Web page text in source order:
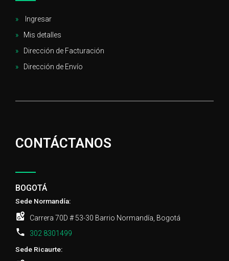
Ingresar
Mis detalles
Dirección de Facturación
Dirección de Envío
CONTÁCTANOS
BOGOTÁ
Sede Normandía:
Carrera 70D # 53-30 Barrio Normandía, Bogotá
302 8301499
Sede Ricaurte: